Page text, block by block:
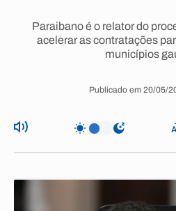
Paraibano é o relator do
acelerar as contratações
municípios
Publicado em 20/05/